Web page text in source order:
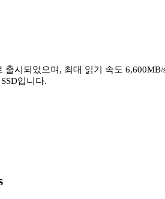
시되었으며, 최대 읽기 속도
입니다.